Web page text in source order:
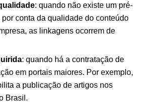
: quando não existe um pré-
conta da qualidade do conteúdo
as linkagens ocorrem de
: quando há a contratação de
em portais maiores. Por exemplo,
a publicação de artigos nos
Brasil.